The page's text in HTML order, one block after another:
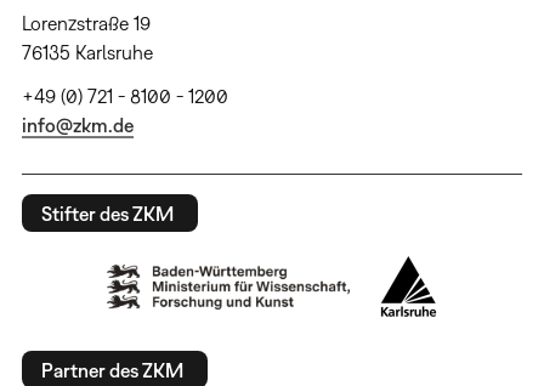
Lorenzstraße 19
76135 Karlsruhe
+49 (0) 721 - 8100 - 1200
info@zkm.de
Stifter des ZKM
Partner des ZKM